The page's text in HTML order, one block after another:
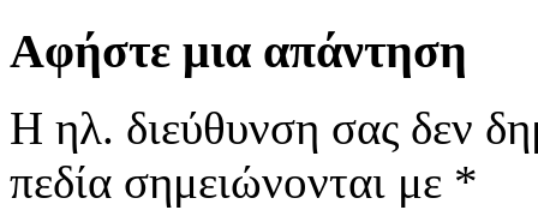
Αφήστε μια απάντηση
Η ηλ. διεύθυνση σας δεν
πεδία σημειώνονται με *